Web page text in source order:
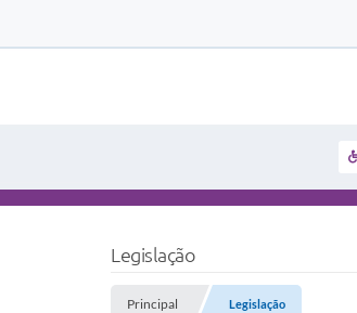
Legislação
Principal Legislação